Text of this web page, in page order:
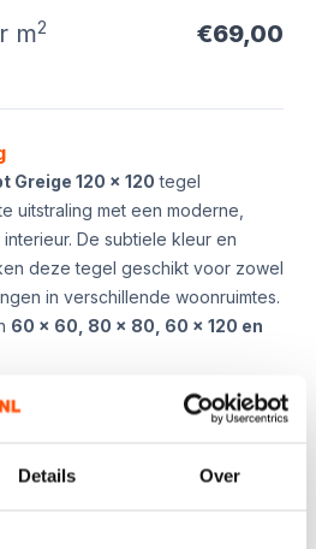
Details Over
m2 €69,00
Greige 120 x 120 tegel
uitstraling met een moderne,
De subtiele kleur en
deze tegel geschikt voor zowel
in verschillende woonruimtes.
60 x 60, 80 x 80, 60 x 120 en
beschikbaarheid en/of